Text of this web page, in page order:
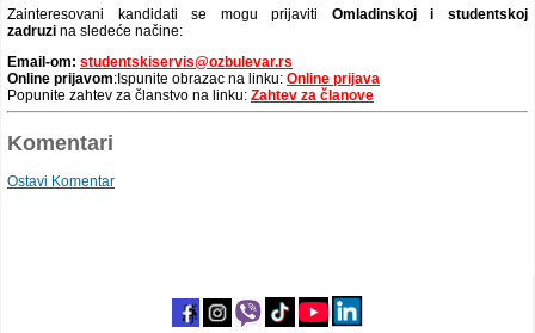
Zainteresovani kandidati se mogu prijaviti Omladinskoj i studentskoj
zadruzi na sledeće načine:
Email-om: studentskiservis@ozbulevar.rs
Online prijavom:Ispunite obrazac na linku: Online prijava
Popunite zahtev za članstvo na linku: Zahtev za članove
Komentari
Ostavi Komentar